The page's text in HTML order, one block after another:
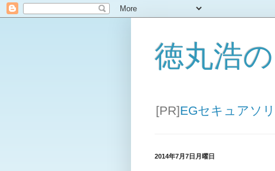
徳丸浩
[PR]EGセキュアソ
2014年7月7日月曜日